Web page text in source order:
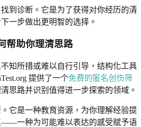
到诊断。它是为了获得对你经历的清
一步做出更明智的选择。
帮助你理清思路
知所措或难以自行引导，结构化工具
提供了一个免费的匿名创伤筛
思路并识别值得进一步探索的领域。
它是一种教育资源，为你理解经验提
——一种为可能难以表达的感受赋予语